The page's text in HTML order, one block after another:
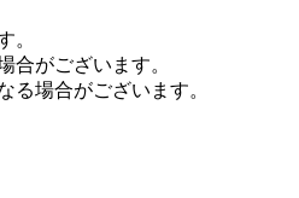
。
合がございます。
る場合がございます。